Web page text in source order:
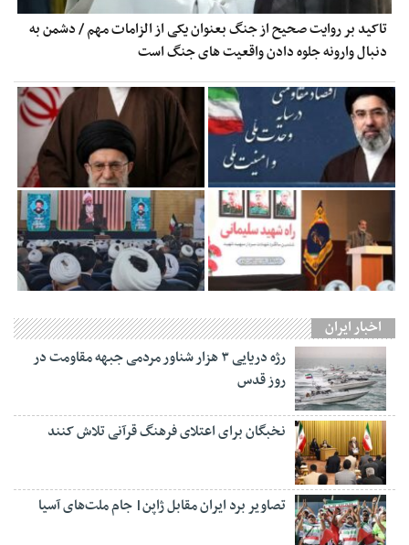
تاکید بر روایت صحیح از جنگ بعنوان یکی از الزامات مهم / دشمن به
دنبال وارونه جلوه دادن واقعیت های جنگ است
اخبار ایران
رژه دریایی ۳ هزار شناور مردمی جبهه مقاومت در
روز قدس
نخبگان برای اعتلای فرهنگ قرآنی تلاش کنند
تصاویر برد ایران مقابل ژاپن| جام ملت‌های آسیا